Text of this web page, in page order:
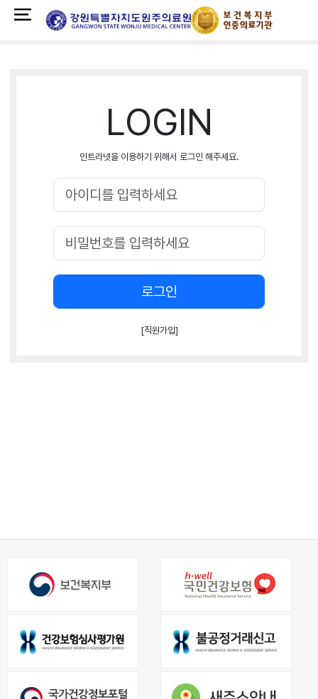
LOGIN
인트라넷을 이용하기 위해서 로그인 해주세요.
로그인
[직원가입]